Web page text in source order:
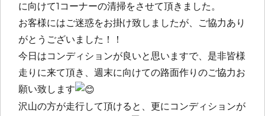
に向けて1コーナーの清掃をさせて頂きました。
お客様にはご迷惑をお掛け致しましたが、ご協力あり
がとうございました！！
今日はコンディションが良いと思いますで、是非皆様
走りに来て頂き、週末に向けての路面作りのご協力お
願い致します
沢山の方が走行して頂けると、更にコンディションが